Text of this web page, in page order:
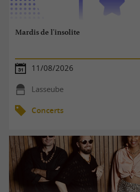
Mardis de l'insolite
11/08/2026
Lasseube
Concerts